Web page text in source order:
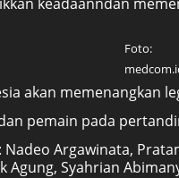
Foto:
akan memenangkan
pemain pada
Nadeo Argawinata,
Agung, Syahrian